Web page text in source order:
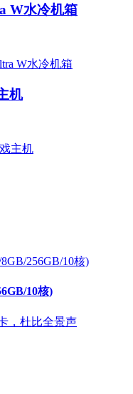
W水冷机箱
机
10核)
，杜比全景声